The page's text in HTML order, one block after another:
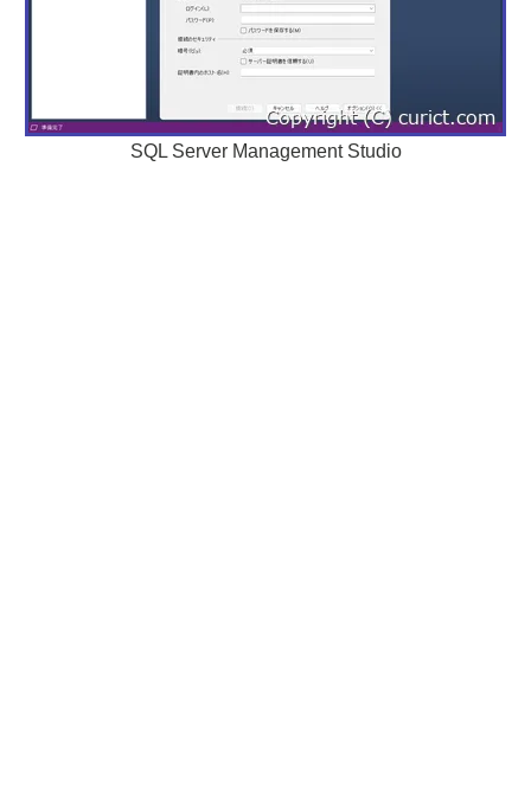
SQL Server Management Studio